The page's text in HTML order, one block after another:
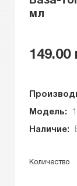
мл
149.00
Модель:
Наличие:
Количество